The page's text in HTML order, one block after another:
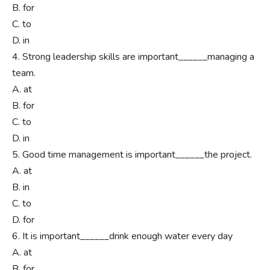
B. for
C. to
D. in
4. Strong leadership skills are important______managing a
team.
A. at
B. for
C. to
D. in
5. Good time management is important______the project.
A. at
B. in
C. to
D. for
6. It is important______drink enough water every day
A. at